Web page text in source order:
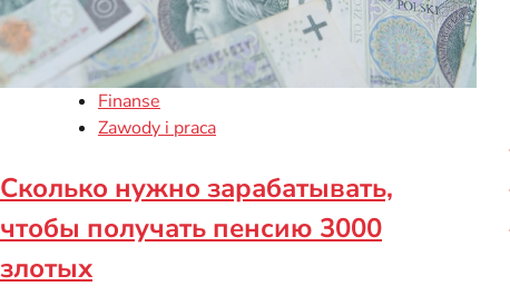
Finanse
Zawody i praca
Сколько нужно зарабатывать,
чтобы получать пенсию 3000
злотых